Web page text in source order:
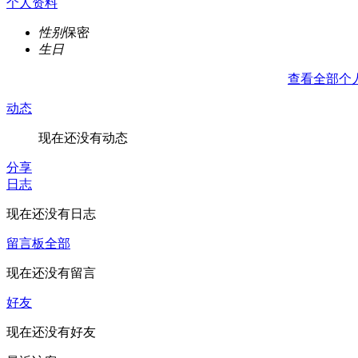
性别保密
生日
查看全部个
动态
现在还没有动态
分享
日志
现在还没有日志
留言板全部
现在还没有留言
好友
现在还没有好友